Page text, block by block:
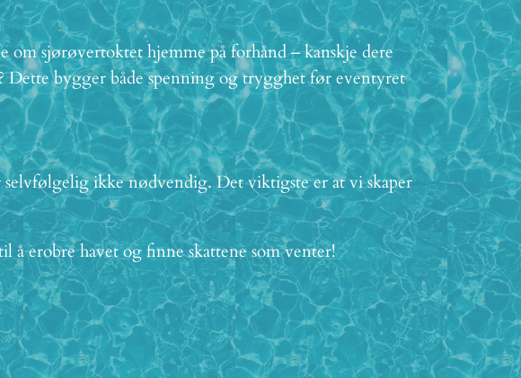
om sjørøvertoktet hjemme på forhånd – kanskje dere
Dette bygger både spenning og trygghet før eventyret
ikke nødvendig. Det viktigste er at vi skaper
å erobre havet og finne skattene som venter!